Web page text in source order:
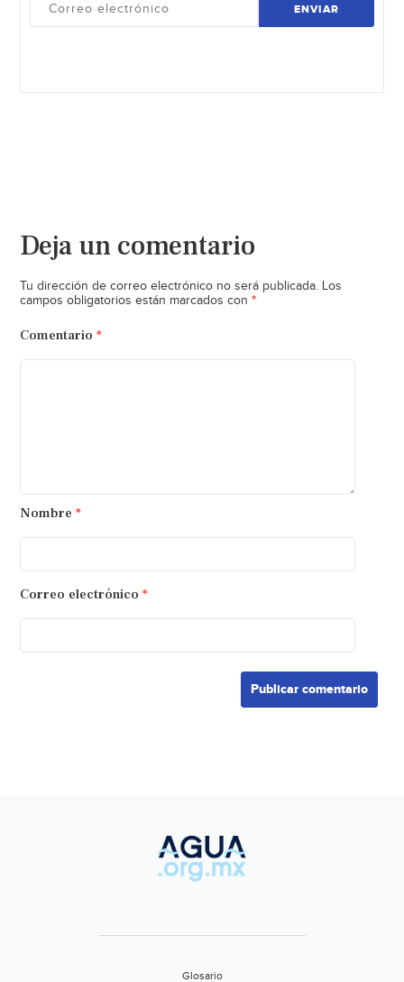
ENVIAR
Deja un comentario
Tu dirección de correo electrónico no será publicada. Los
campos obligatorios están marcados con *
Comentario *
Nombre *
Correo electrónico *
Glosario